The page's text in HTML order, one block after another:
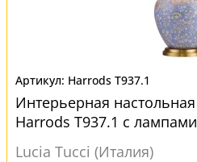
Harrods T937.1
Интерьерная
Harrods T937.1 с
Lucia Tucci (Италия)